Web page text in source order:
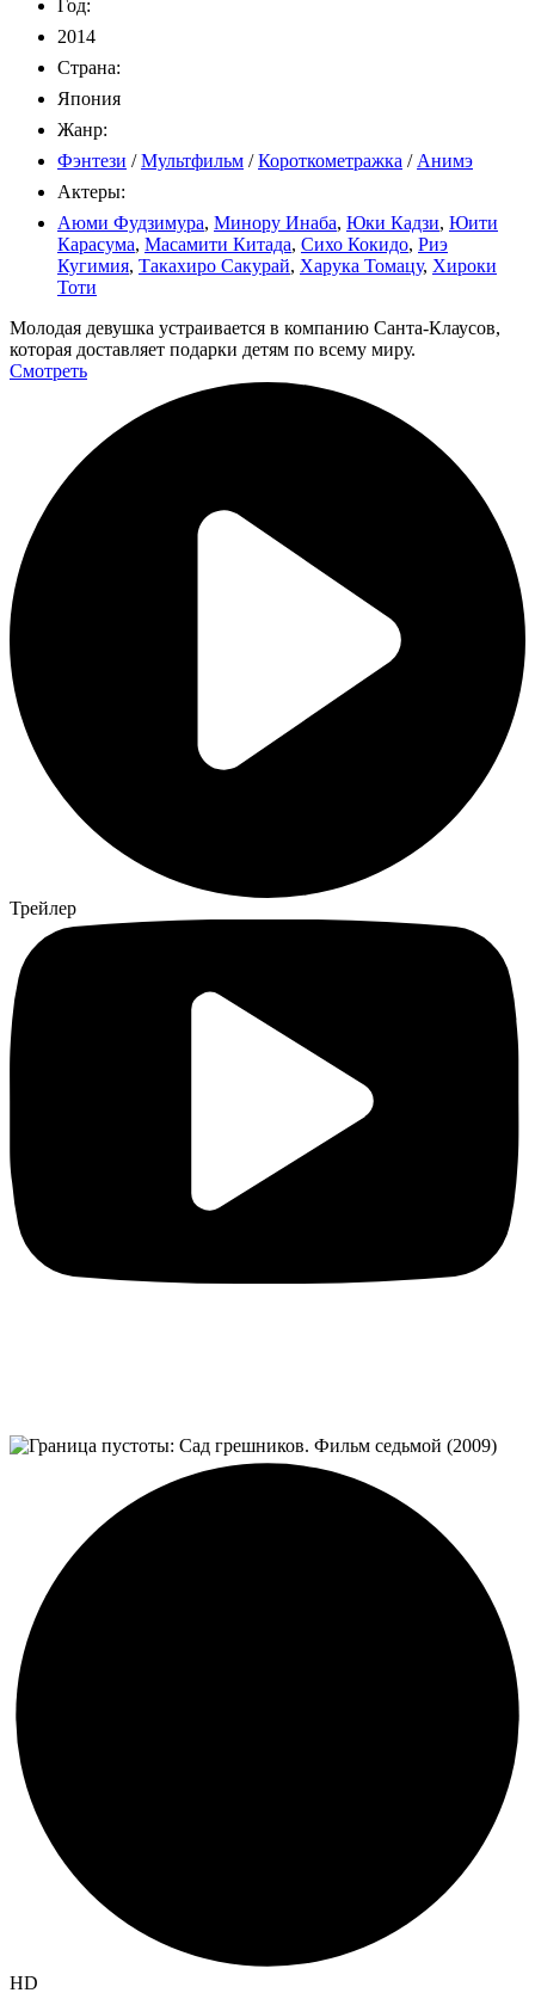
Год:
2014
Страна:
Япония
Жанр:
Фэнтези /Мультфильм /Короткометражка / Анимэ
Актеры:
Аюми Фудзимура, Минору Инаба, Юки Кадзи, Юити
Карасума, Масамити Китада, Сихо Кокидо, Риэ
Кугимия, Такахиро Сакурай, Харука Томацу, Хироки
Тоти
Молодая девушка устраивается в компанию Санта-Клаусов,
которая доставляет подарки детям по всему миру.
Смотреть
Трейлер
HD